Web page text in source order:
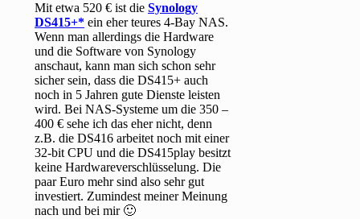
Mit etwa 520 € ist dieSynology
DS415+
ein eher teures 4-Bay NAS.
Wenn man allerdings die Hardware
und die Software von Synology
anschaut, kann man sich schon sehr
sicher sein, dass die DS415+ auch
noch in 5 Jahren gute Dienste leisten
wird. Bei NAS-Systeme um die 350 –
400 € sehe ich das eher nicht, denn
z.B. die DS416 arbeitet noch mit einer
32-bit CPU und die DS415play besitzt
keine Hardwareverschlüsselung. Die
paar Euro mehr sind also sehr gut
investiert. Zumindest meiner Meinung
nach und bei mir 🙂